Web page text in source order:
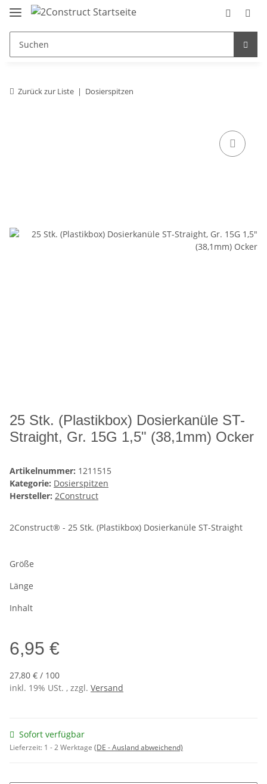
Zurück zur Liste Dosierspitzen
25 Stk. (Plastikbox) Dosierkanüle ST-
Straight, Gr. 15G 1,5" (38,1mm) Ocker
Artikelnummer: 1211515
Kategorie: Dosierspitzen
Hersteller: 2Construct
2Construct® - 25 Stk. (Plastikbox) Dosierkanüle ST-Straight
Größe
Länge
Inhalt
6,95 €
27,80 € / 100
inkl. 19% USt. , zzgl. Versand
Sofort verfügbar
Lieferzeit: 1 - 2 Werktage (DE - Ausland abweichend)